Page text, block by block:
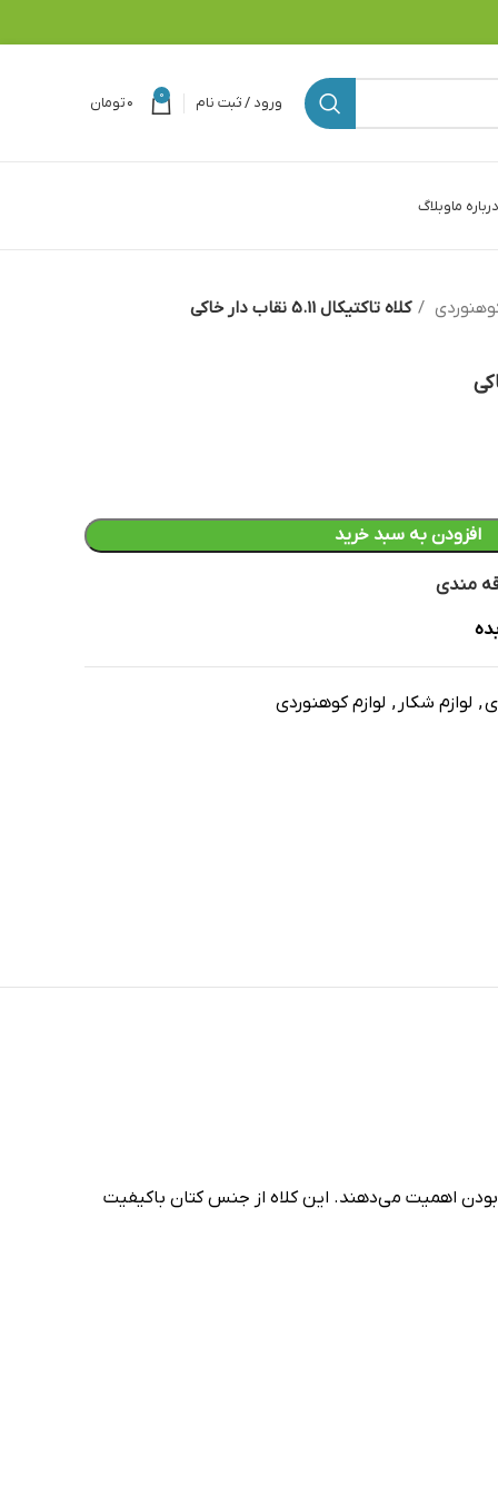
ورود / ثبت نام 0 ۰تومان
درباره ماوبلاگ
کلاه تاکتیکال 5.11 نقاب دار خاکی
افزودن به سبد خرید
مندی
, لوازم شکار , لوازم کوهنوردی
بودن اهمیت می‌دهند. این کلاه از جنس کتان باکیفیت